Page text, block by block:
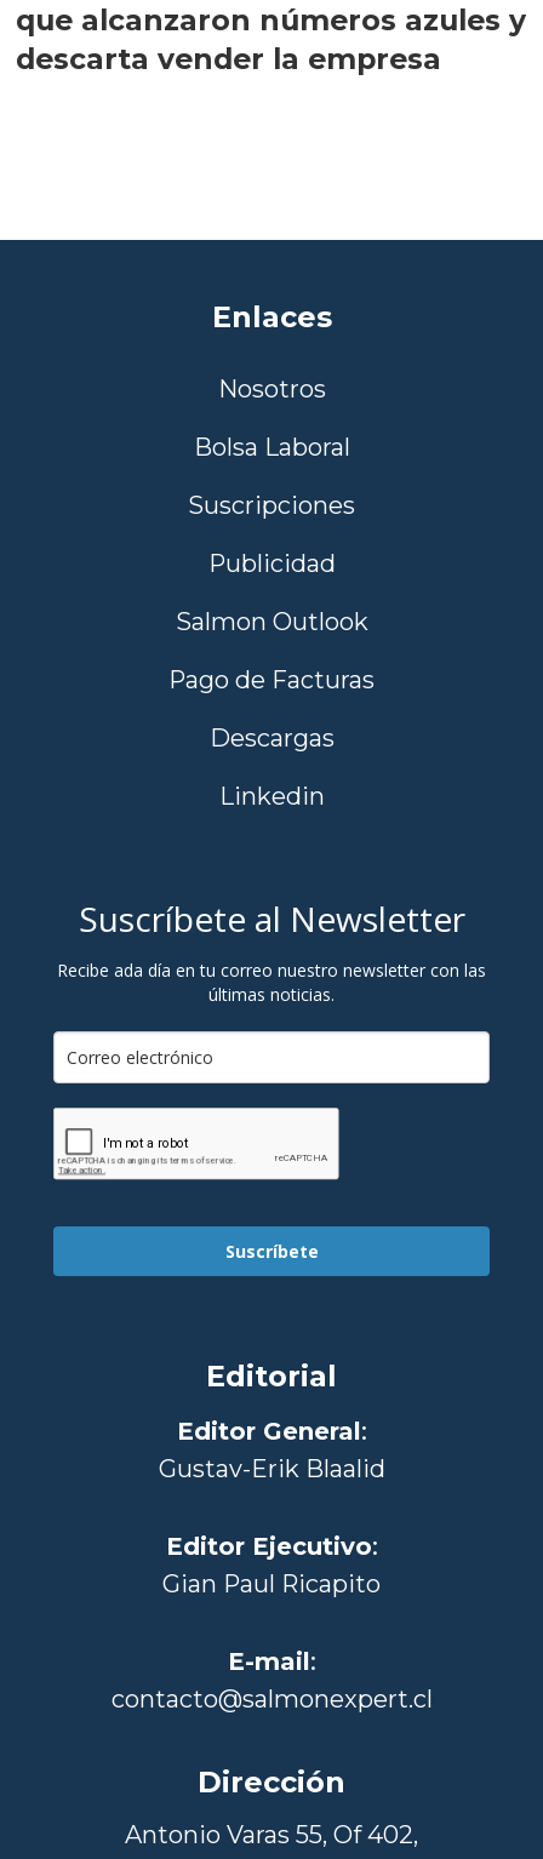
que alcanzaron números azules y
descarta vender la empresa
Enlaces
Nosotros
Bolsa Laboral
Suscripciones
Publicidad
Salmon Outlook
Pago de Facturas
Descargas
Linkedin
Suscríbete al Newsletter
Recibe ada día en tu correo nuestro newsletter con las
últimas noticias.
Suscríbete
Editorial
Editor General:
Gustav-Erik Blaalid
Editor Ejecutivo:
Gian Paul Ricapito
E-mail:
contacto@salmonexpert.cl
Dirección
Antonio Varas 55, Of 402,